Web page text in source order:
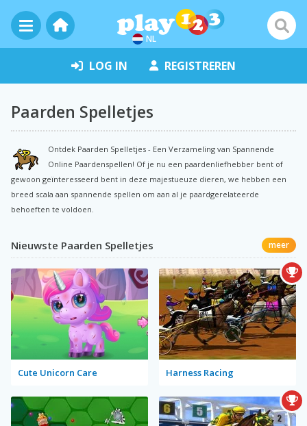
NL
LOG IN REGISTREREN
Paarden Spelletjes
Ontdek Paarden Spelletjes - Een Verzameling van Spannende
Online Paardenspellen! Of je nu een paardenliefhebber bent of
gewoon geïnteresseerd bent in deze majestueuze dieren, we hebben een
breed scala aan spannende spellen om aan al je paardgerelateerde
behoeften te voldoen.
Nieuwste Paarden Spelletjes meer
Cute Unicorn Care Harness Racing